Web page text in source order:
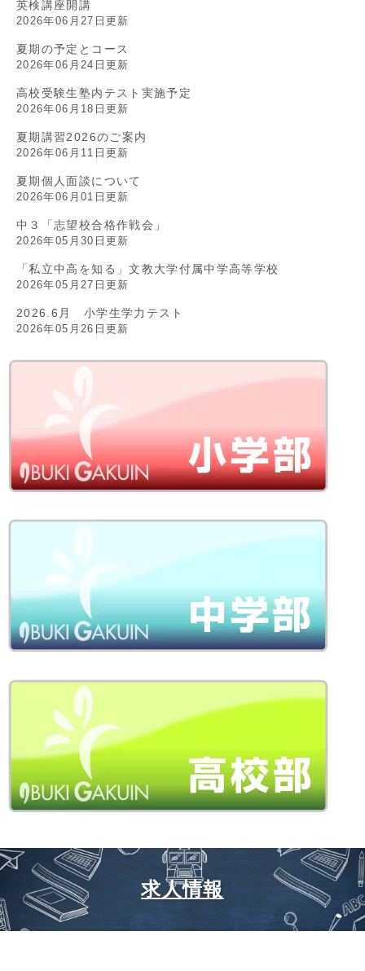
英検講座開講
2026年06月27日更新
夏期の予定とコース
2026年06月24日更新
高校受験生塾内テスト実施予定
2026年06月18日更新
夏期講習2026のご案内
2026年06月11日更新
夏期個人面談について
2026年06月01日更新
中３「志望校合格作戦会」
2026年05月30日更新
「私立中高を知る」文教大学付属中学高等学校
2026年05月27日更新
2026.6月 小学生学力テスト
2026年05月26日更新
求人情報